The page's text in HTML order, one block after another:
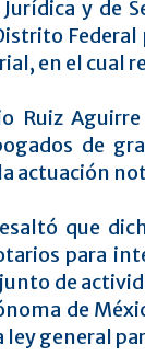
Jurídica y de
Federal
en el cual
Ruiz
de
actuación
que
para
de
de
ley general